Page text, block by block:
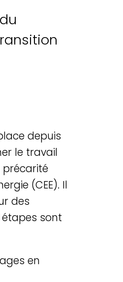
depuis
le travail
(CEE). Il
des
sont
en